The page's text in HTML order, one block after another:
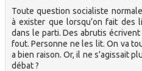
Toute question socialiste
à exister que lorsqu’on fait des
dans le parti. Des abrutis
fout. Personne ne les lit. On va
a bien raison. Or, il ne s’agissait
débat ?